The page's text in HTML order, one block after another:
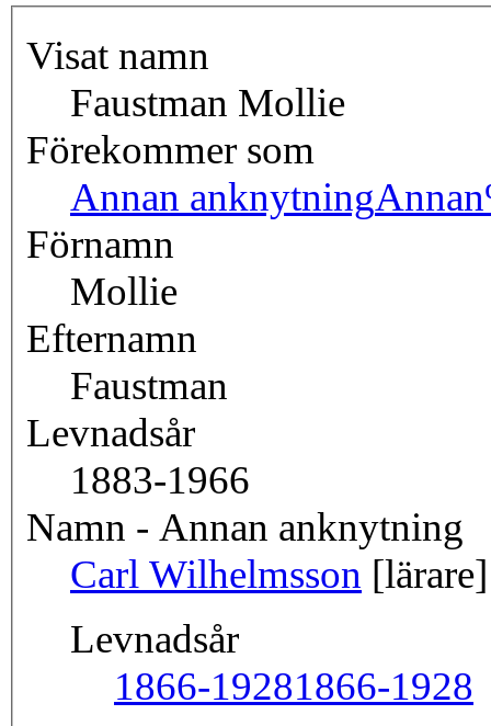
Visat namn
Faustman Mollie
Förekommer som
Annan anknytning
Förnamn
Mollie
Efternamn
Faustman
Levnadsår
1883-1966
Namn - Annan anknytning
Carl Wilhelmsson [lärare]
Levnadsår
1866-19281866-1928